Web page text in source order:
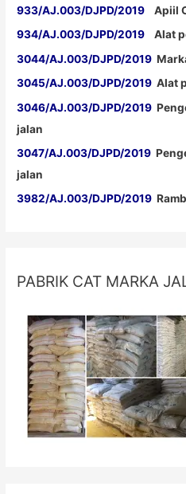
933/AJ.003/DJPD/2019 Apiil
934/AJ.003/DJPD/2019 Alat
3044/AJ.003/DJPD/2019
3045/AJ.003/DJPD/2019 Alat
3046/AJ.003/DJPD/2019
jalan
3047/AJ.003/DJPD/2019
jalan
3982/AJ.003/DJPD/2019
PABRIK CAT MARKA